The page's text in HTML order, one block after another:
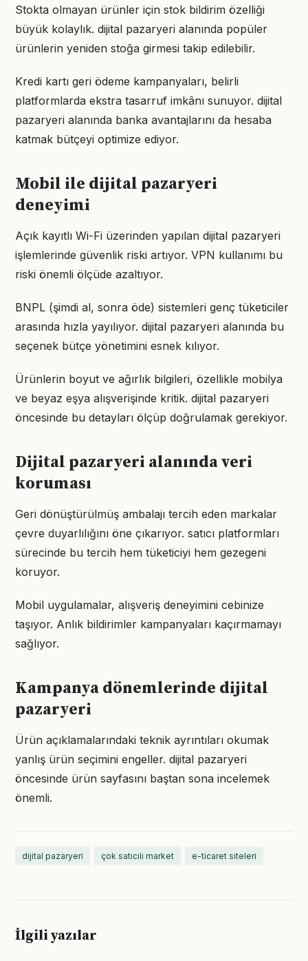
Stokta olmayan ürünler için stok bildirim özelliği
büyük kolaylık. dijital pazaryeri alanında popüler
ürünlerin yeniden stoğa girmesi takip edilebilir.
Kredi kartı geri ödeme kampanyaları, belirli
platformlarda ekstra tasarruf imkânı sunuyor. dijital
pazaryeri alanında banka avantajlarını da hesaba
katmak bütçeyi optimize ediyor.
Mobil ile dijital pazaryeri
deneyimi
Açık kayıtlı Wi-Fi üzerinden yapılan dijital pazaryeri
işlemlerinde güvenlik riski artıyor. VPN kullanımı bu
riski önemli ölçüde azaltıyor.
BNPL (şimdi al, sonra öde) sistemleri genç tüketiciler
arasında hızla yayılıyor. dijital pazaryeri alanında bu
seçenek bütçe yönetimini esnek kılıyor.
Ürünlerin boyut ve ağırlık bilgileri, özellikle mobilya
ve beyaz eşya alışverişinde kritik. dijital pazaryeri
öncesinde bu detayları ölçüp doğrulamak gerekiyor.
Dijital pazaryeri alanında veri
koruması
Geri dönüştürülmüş ambalajı tercih eden markalar
çevre duyarlılığını öne çıkarıyor. satıcı platformları
sürecinde bu tercih hem tüketiciyi hem gezegeni
koruyor.
Mobil uygulamalar, alışveriş deneyimini cebinize
taşıyor. Anlık bildirimler kampanyaları kaçırmamayı
sağlıyor.
Kampanya dönemlerinde dijital
pazaryeri
Ürün açıklamalarındaki teknik ayrıntıları okumak
yanlış ürün seçimini engeller. dijital pazaryeri
öncesinde ürün sayfasını baştan sona incelemek
önemli.
dijital pazaryeri çok satıcılı market e-ticaret siteleri
İlgili yazılar